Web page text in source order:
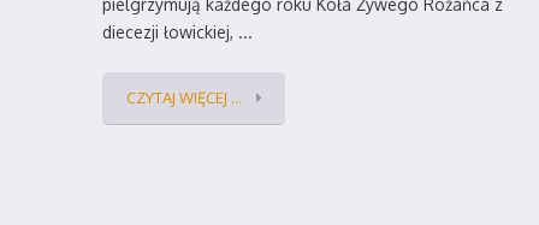
pielgrzymują każdego roku Koła Żywego Różańca z
diecezji łowickiej, ...
CZYTAJ WIĘCEJ ...